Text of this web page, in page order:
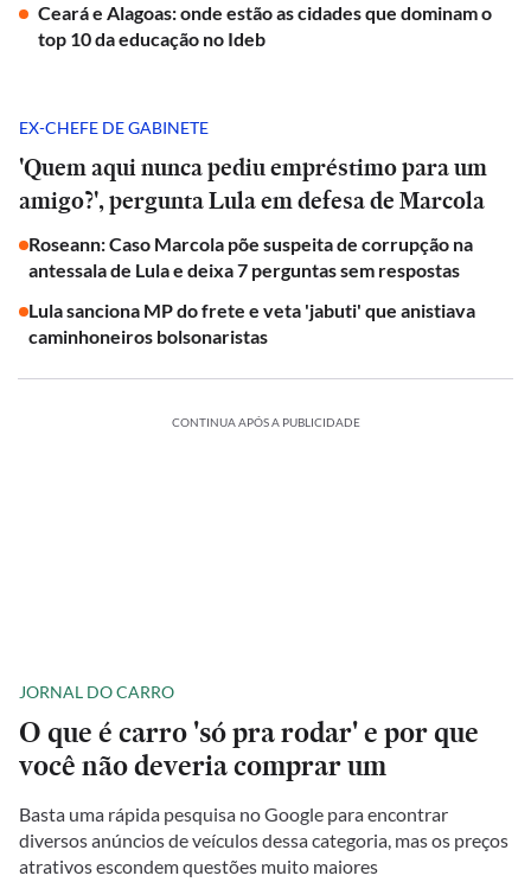
Ceará e Alagoas: onde estão as cidades que dominam o
top 10 da educação no Ideb
EX-CHEFE DE GABINETE
'Quem aqui nunca pediu empréstimo para um
amigo?', pergunta Lula em defesa de Marcola
Roseann: Caso Marcola põe suspeita de corrupção na
antessala de Lula e deixa 7 perguntas sem respostas
Lula sanciona MP do frete e veta 'jabuti' que anistiava
caminhoneiros bolsonaristas
CONTINUA APÓS A PUBLICIDADE
JORNAL DO CARRO
O que é carro 'só pra rodar' e por que
você não deveria comprar um
Basta uma rápida pesquisa no Google para encontrar
diversos anúncios de veículos dessa categoria, mas os preços
atrativos escondem questões muito maiores